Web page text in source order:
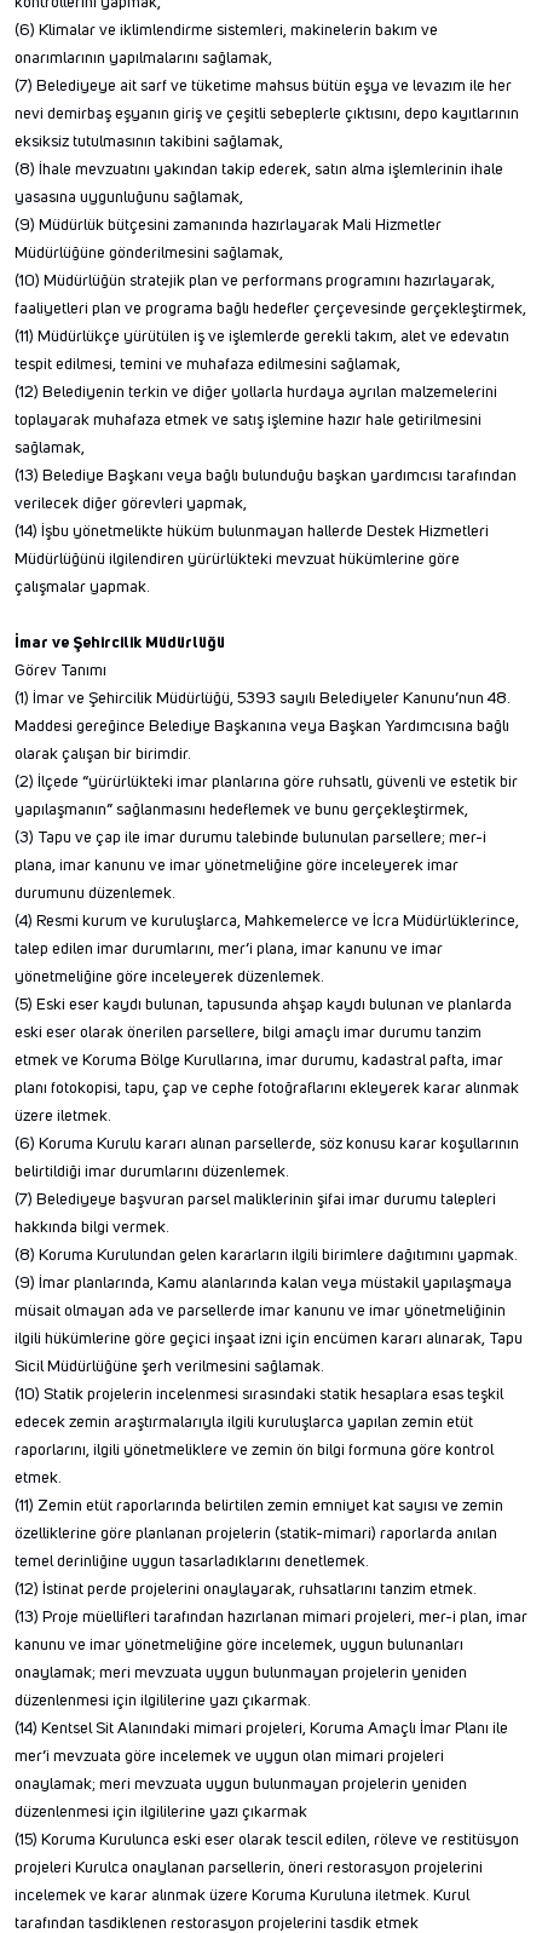
(6) Klimalar ve iklimlendirme sistemleri, makinelerin bakım ve
onarımlarının yapılmalarını sağlamak,
(7) Belediyeye ait sarf ve tüketime mahsus bütün eşya ve levazım ile her
nevi demirbaş eşyanın giriş ve çeşitli sebeplerle çıktısını, depo kayıtlarının
eksiksiz tutulmasının takibini sağlamak,
(8) İhale mevzuatını yakından takip ederek, satın alma işlemlerinin ihale
yasasına uygunluğunu sağlamak,
(9) Müdürlük bütçesini zamanında hazırlayarak Mali Hizmetler
Müdürlüğüne gönderilmesini sağlamak,
(10) Müdürlüğün stratejik plan ve performans programını hazırlayarak,
faaliyetleri plan ve programa bağlı hedefler çerçevesinde gerçekleştirmek,
(11) Müdürlükçe yürütülen iş ve işlemlerde gerekli takım, alet ve edevatın
tespit edilmesi, temini ve muhafaza edilmesini sağlamak,
(12) Belediyenin terkin ve diğer yollarla hurdaya ayrılan malzemelerini
toplayarak muhafaza etmek ve satış işlemine hazır hale getirilmesini
sağlamak,
(13) Belediye Başkanı veya bağlı bulunduğu başkan yardımcısı tarafından
verilecek diğer görevleri yapmak,
(14) İşbu yönetmelikte hüküm bulunmayan hallerde Destek Hizmetleri
Müdürlüğünü ilgilendiren yürürlükteki mevzuat hükümlerine göre
çalışmalar yapmak.
İmar ve Şehircilik Müdürlüğü
Görev Tanımı
(1) İmar ve Şehircilik Müdürlüğü, 5393 sayılı Belediyeler Kanunu’nun 48.
Maddesi gereğince Belediye Başkanına veya Başkan Yardımcısına bağlı
olarak çalışan bir birimdir.
(2) İlçede “yürürlükteki imar planlarına göre ruhsatlı, güvenli ve estetik bir
yapılaşmanın” sağlanmasını hedeflemek ve bunu gerçekleştirmek,
(3) Tapu ve çap ile imar durumu talebinde bulunulan parsellere; mer-i
plana, imar kanunu ve imar yönetmeliğine göre inceleyerek imar
durumunu düzenlemek.
(4) Resmi kurum ve kuruluşlarca, Mahkemelerce ve İcra Müdürlüklerince,
talep edilen imar durumlarını, mer’i plana, imar kanunu ve imar
yönetmeliğine göre inceleyerek düzenlemek.
(5) Eski eser kaydı bulunan, tapusunda ahşap kaydı bulunan ve planlarda
eski eser olarak önerilen parsellere, bilgi amaçlı imar durumu tanzim
etmek ve Koruma Bölge Kurullarına, imar durumu, kadastral pafta, imar
planı fotokopisi, tapu, çap ve cephe fotoğraflarını ekleyerek karar alınmak
üzere iletmek.
(6) Koruma Kurulu kararı alınan parsellerde, söz konusu karar koşullarının
belirtildiği imar durumlarını düzenlemek.
(7) Belediyeye başvuran parsel maliklerinin şifai imar durumu talepleri
hakkında bilgi vermek.
(8) Koruma Kurulundan gelen kararların ilgili birimlere dağıtımını yapmak.
(9) İmar planlarında, Kamu alanlarında kalan veya müstakil yapılaşmaya
müsait olmayan ada ve parsellerde imar kanunu ve imar yönetmeliğinin
ilgili hükümlerine göre geçici inşaat izni için encümen kararı alınarak, Tapu
Sicil Müdürlüğüne şerh verilmesini sağlamak.
(10) Statik projelerin incelenmesi sırasındaki statik hesaplara esas teşkil
edecek zemin araştırmalarıyla ilgili kuruluşlarca yapılan zemin etüt
raporlarını, ilgili yönetmeliklere ve zemin ön bilgi formuna göre kontrol
etmek.
(11) Zemin etüt raporlarında belirtilen zemin emniyet kat sayısı ve zemin
özelliklerine göre planlanan projelerin (statik-mimari) raporlarda anılan
temel derinliğine uygun tasarladıklarını denetlemek.
(12) İstinat perde projelerini onaylayarak, ruhsatlarını tanzim etmek.
(13) Proje müellifleri tarafından hazırlanan mimari projeleri, mer-i plan, imar
kanunu ve imar yönetmeliğine göre incelemek, uygun bulunanları
onaylamak; meri mevzuata uygun bulunmayan projelerin yeniden
düzenlenmesi için ilgililerine yazı çıkarmak.
(14) Kentsel Sit Alanındaki mimari projeleri, Koruma Amaçlı İmar Planı ile
mer’i mevzuata göre incelemek ve uygun olan mimari projeleri
onaylamak; meri mevzuata uygun bulunmayan projelerin yeniden
düzenlenmesi için ilgililerine yazı çıkarmak
(15) Koruma Kurulunca eski eser olarak tescil edilen, röleve ve restitüsyon
projeleri Kurulca onaylanan parsellerin, öneri restorasyon projelerini
incelemek ve karar alınmak üzere Koruma Kuruluna iletmek. Kurul
tarafından tasdiklenen restorasyon projelerini tasdik etmek